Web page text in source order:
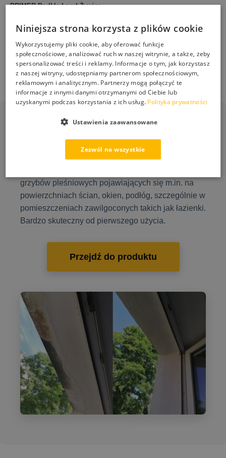
PRIMER Podkład pod Żywicę
ESKIL 5L
Dodaj do koszyka
Stabilizacja Nawierzchni 5L
249,00zł
Dodaj do koszyka
PS-50 Grzyb Stop
grzybów pleśniowych pojawiających się m.in. na
powierzchniach ścian, okien, podłóg, szczególnie w
pomieszczeniach zawilgoconych takich jak łazienki.
Bardzo skuteczny od pierwszego użycia.
Przejdź do produktu
Niniejsza strona korzysta z plików cookie
Wykorzystujemy pliki cookie, aby oferować funkcje
społecznościowe, analizować ruch w naszej witrynie, a także, żeby
spersonalizować treści i reklamy. Informacje o tym, jak korzystasz
z naszej witryny, udostępniamy partnerom społecznościowym,
reklamowym i analitycznym. Partnerzy mogą połączyć te
informacje z innymi danymi otrzymanymi od Ciebie lub
uzyskanymi podczas korzystania z ich usług. Polityka prywatności
Zezwól na wszystkie
Ustawienia zaawansowane